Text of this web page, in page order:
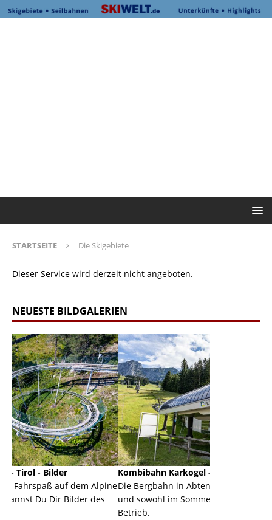
STARTSEITE Die Skigebiete
Dieser Service wird derzeit nicht angeboten.
NEUESTE BILDGALERIEN
dem Alpine
des
Kombibahn Karkogel - Abtenau - Salzburg
Die Bergbahn in Abtenau ist eine Kombibahn
und sowohl im Sommer als auch im Winter in